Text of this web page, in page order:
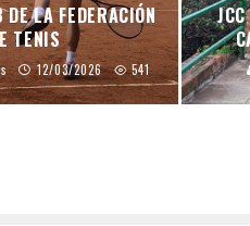
LA FEDERACIÓN
TENIS
12/03/2026 541